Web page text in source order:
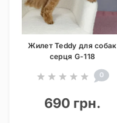
Жилет Teddy для собак
серця G-118
0
690 грн.